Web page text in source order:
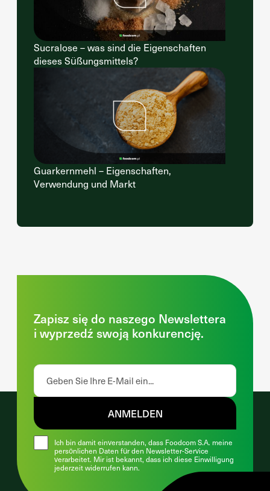
Sucralose – was sind die Eigenschaften
dieses Süßungsmittels?
Guarkernmehl – Eigenschaften,
Verwendung und Markt
Zapisz się do naszego Newslettera
i wyprzedź swoją konkurencję.
Ich bin damit einverstanden, dass Foodcom S.A. meine
persönlichen Daten für den Newsletter-Service
verarbeitet. Mir ist bekannt, dass ich diese Einwilligung
jederzeit widerrufen kann.
ANMELDEN